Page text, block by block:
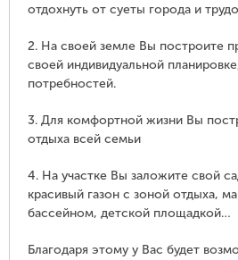
отдохнуть от суеты города и
2. На своей земле Вы построите
своей индивидуальной
потребностей.
3. Для комфортной жизни Вы
отдыха всей семьи
4. На участке Вы заложите свой
красивый газон с зоной отдыха,
бассейном, детской площадкой…
Благодаря этому у Вас будет